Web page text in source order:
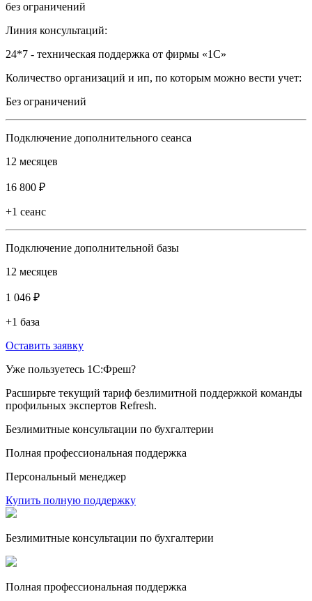
без ограничений
Линия консультаций:
24*7 - техническая поддержка от фирмы «1С»
Количество организаций и ип, по которым можно вести учет:
Без ограничений
Подключение дополнительного сеанса
12 месяцев
16 800 ₽
+1 сеанс
Подключение дополнительной базы
12 месяцев
1 046 ₽
+1 база
Оставить заявку
Уже пользуетесь 1С:Фреш?
Расширьте текущий тариф безлимитной поддержкой команды
профильных экспертов Refresh.
Безлимитные консультации по бухгалтерии
Полная профессиональная поддержка
Персональный менеджер
Купить полную поддержку
Безлимитные консультации по бухгалтерии
Полная профессиональная поддержка